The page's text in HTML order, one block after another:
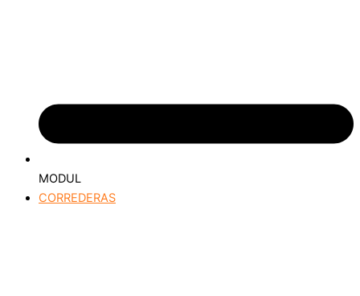
MODUL
CORREDERAS